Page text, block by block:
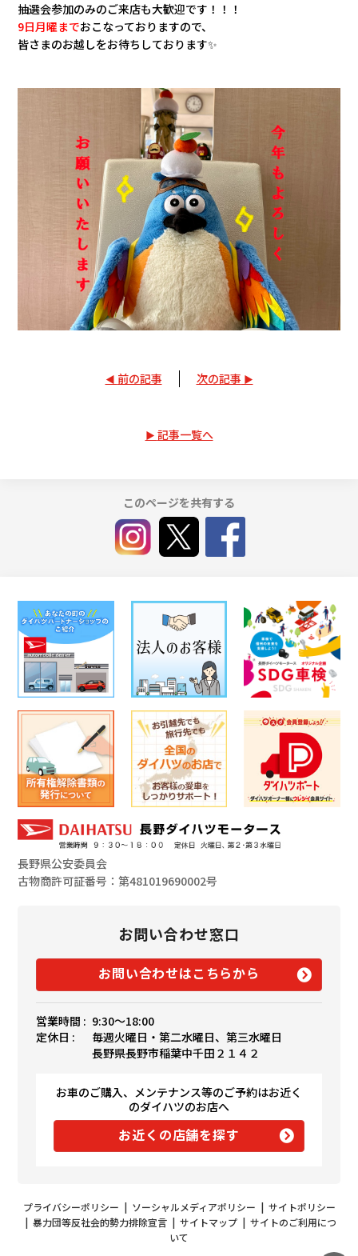
抽選会参加のみのご来店も大歓迎です！！！
9日月曜までおこなっておりますので、
皆さまのお越しをお待ちしております✨
前の記事 次の記事
記事一覧へ
このページを共有する
長野県公安委員会
古物商許可証番号：第481019690002号
お問い合わせ窓口
お問い合わせはこちらから
営業時間 : 9:30〜18:00
定休日 :
毎週火曜日・第二水曜日、第三水曜日
長野県長野市稲葉中千田２１４２
お車のご購入、メンテナンス等のご予約はお近く
のダイハツのお店へ
お近くの店舗を探す
プライバシーポリシー | ソーシャルメディアポリシー | サイトポリシー
| 暴力団等反社会的勢力排除宣言| サイトマップ| サイトのご利用につ
いて